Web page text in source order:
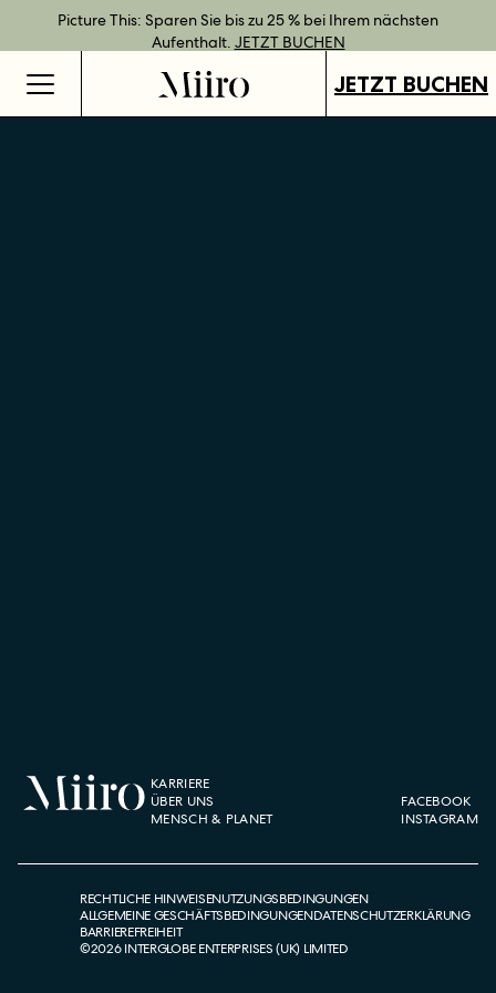
Picture This: Sparen Sie bis zu 25 % bei Ihrem nächsten
Aufenthalt. JETZT BUCHEN
Direkt buchen und Vorteile mit unseren flexiblen Tarifen
genießen.MEHR ERFAHREN
Geschenkgutscheine jetzt an all unseren Standorten verfügbar.
GUTSCHEINE KAUFEN
Bestpreisgarantie bei Direktbuchung.JETZT BUCHEN
JETZT BUCHEN
KARRIERE
ÜBER UNS
MENSCH & PLANET
FACEBOOK
INSTAGRAM
RECHTLICHE HINWEISENUTZUNGSBEDINGUNGEN
ALLGEMEINE GESCHÄFTSBEDINGUNGENDATENSCHUTZERKLÄRUNG
BARRIEREFREIHEIT
©2026INTERGLOBE ENTERPRISES (UK) LIMITED